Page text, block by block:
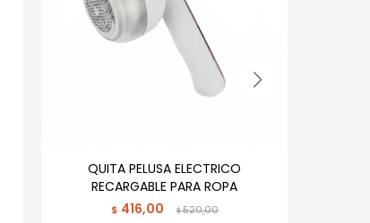
QUITA PELUSA ELECTRICO
RECARGABLE PARA ROPA
$ 416,00 $520,00